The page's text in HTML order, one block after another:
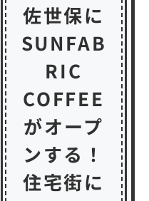
佐世保に
SUNFAB
RIC
COFFEE
がオープ
ンする！
住宅街に